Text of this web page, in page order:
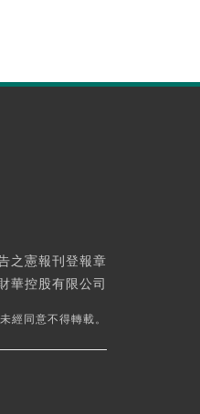
之憲報刊登報章
控股有限公司
經同意不得轉載。